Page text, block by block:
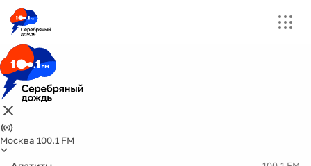
Москва 100.1 FM